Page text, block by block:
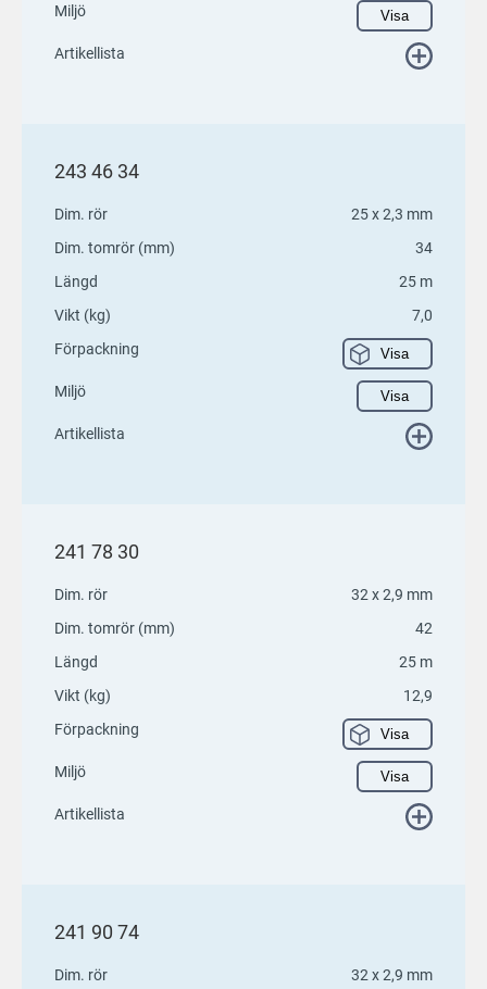
Miljö Visa
Artikellista
243 46 34
Dim. rör
25 x 2,3 mm
Dim. tomrör (mm)
34
Längd
25 m
Vikt (kg)
7,0
Förpackning
Visa
Miljö Visa
Artikellista
241 78 30
Dim. rör
32 x 2,9 mm
Dim. tomrör (mm)
42
Längd
25 m
Vikt (kg)
12,9
Förpackning
Visa
Miljö Visa
Artikellista
241 90 74
Dim. rör 32 x 2,9 mm